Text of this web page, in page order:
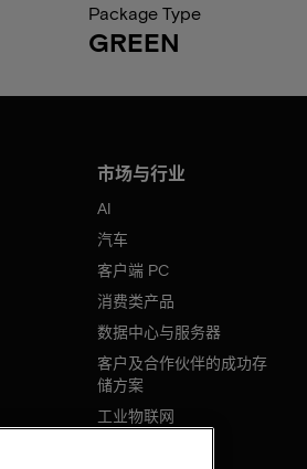
Package Type
GREEN
市场与行业
AI
汽车
客户端 PC
消费类产品
数据中心与服务器
客户及合作伙伴的成功存
储方案
工业物联网